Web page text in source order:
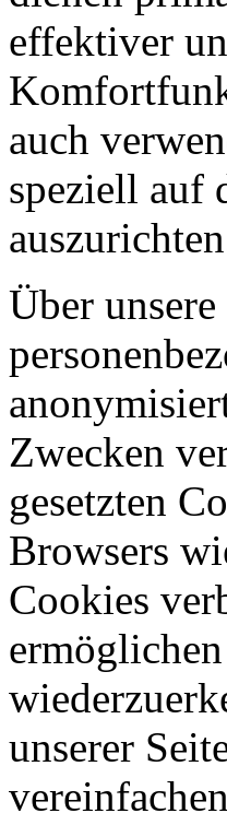
effektiver
auch
speziell auf
Über
Zwecken
gesetzten
Browsers
Cookies
unserer